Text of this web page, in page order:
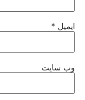
ایمیل *
وب‌ سایت